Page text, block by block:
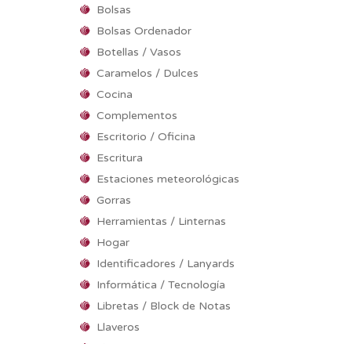
Bolsas
Bolsas Ordenador
Botellas / Vasos
Caramelos / Dulces
Cocina
Complementos
Escritorio / Oficina
Escritura
Estaciones meteorológicas
Gorras
Herramientas / Linternas
Hogar
Identificadores / Lanyards
Informática / Tecnología
Libretas / Block de Notas
Llaveros